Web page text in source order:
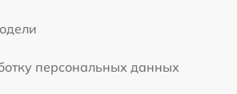
персональных данных